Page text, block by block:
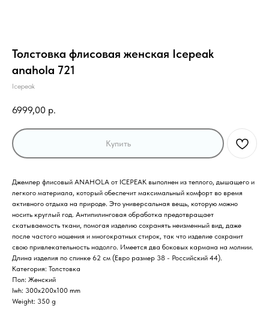
Толстовка флисовая женская Icepeak
anahola 721
Icepeak
6999,00 р.
Купить
Джемпер флисовый ANAHOLA от ICEPEAK выполнен из теплого, дышащего и
легкого материала, который обеспечит максимальный комфорт во время
активного отдыха на природе. Это универсальная вещь, которую можно
носить круглый год. Антипилинговая обработка предотвращает
скатываемость ткани, помогая изделию сохранять неизменный вид, даже
после частого ношения и многократных стирок, так что изделие сохранит
свою привлекательность надолго. Имеется два боковых кармана на молнии.
Длина изделия по спинке 62 см (Евро размер 38 - Российский 44).
Категория: Толстовка
Пол: Женский
lwh: 300x200x100 mm
Weight: 350 g